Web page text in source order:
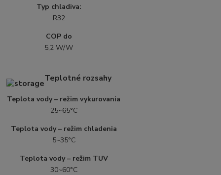
Typ chladiva:
R32
COP do
5,2 W/W
Teplotné rozsahy
Teplota vody – režim vykurovania
25~65°C
Teplota vody – režim chladenia
5~35°C
Teplota vody – režim TUV
30~60°C